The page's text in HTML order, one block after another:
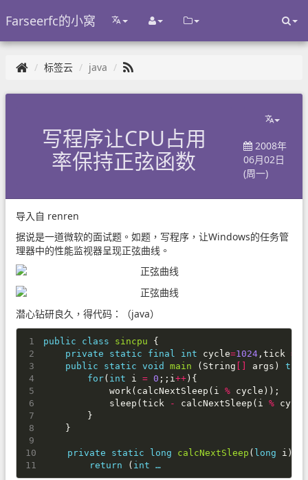
Farseerfc的小窝
标签云 java
写程序让CPU占用
率保持正弦函数
2008年
06月02日
(周一)
导入自 renren
据说是一道微软的面试题。如题，写程序，让Windows的任务管
理器中的性能监视器呈现正弦曲线。
潜心钻研良久，得代码：（java）
public class sincpu
{
private
static final int cycle=1024 , tick =
public
static void main ( String [] args )
for( int i = 0 ;; i ++){
work ( calcNextSleep ( i % cycle ));
sleep (tick - calcNextSleep ( i % cycle
}
}
private static long calcNextSleep ( long i ){
return
( int …